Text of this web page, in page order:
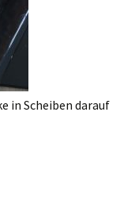
in Scheiben darauf